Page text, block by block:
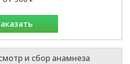
заказать
и сбор анамнеза